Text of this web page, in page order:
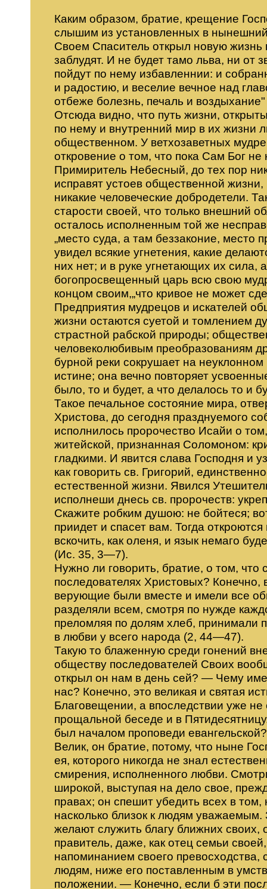
Каким образом, братие, крещение
слышим из установленных в
Своем Спаситель открыл новую жизнь
заблудят. И не будет тамо льва, ни
пойдут по нему избавленнии: и
и радостию, и веселие вечное над
отбеже болезнь, печаль и
Отсюда видно, что путь жизни,
по нему и внутренний мир в их жизни
общественном. У ветхозаветных
откровение о том, что пока Сам Бог
Примиритель Небесный, до тех пор
исправят устоев общественной
никакие человеческие добродетели.
старости своей, что только внешний
осталось исполненным той же
„место суда, а там беззаконие, место
увидел всякие угнетения, какие
них нет; и в руке угнетающих их сила,
богопросвещенный царь всю свою
концом своим,„что кривое не может
Предприятия мудрецов и искателей
жизни остаются суетой и томлением
страстной рабской природы;
человеколюбивым преобразованиям
бурной реки сокрушает на
истине; она вечно повторяет
было, то и будет, а что делалось то и
Такое печальное состояние мира,
Христова, до сегодня празднуемого
исполнилось пророчество Исайи о
житейской, признанная Соломоном:
гладкими. И явится слава Господня и
как говорить св. Григорий,
естественной жизни. Явился
исполнеши днесь св. пророчеств:
Скажите робким душою: не бойтеся;
приидет и спасет вам. Тогда
вскочить, как оленя, и язык немаго
(Ис. 35, 3—7).
Нужно ли говорить, братие, о том, что
последователях Христовых? Конечно,
верующие были вместе и имели все
разделяли всем, смотря по нужде
преломляя по долям хлеб, принимали
в любви у всего народа (2, 44—47).
Такую то блаженную среди гонений
обществу последователей Своих
открыл он нам в день сей? — Чему
нас? Конечно, это великая и святая
Благовещении, а впоследствии уже
прощальной беседе и в
был началом проповеди
Велик, он братие, потому, что ныне
ея, которого никогда не знал
смирения, исполненного любви.
широкой, выступая на дело свое,
правах; он спешит убедить всех в
насколько близок к людям
желают служить благу ближних
правитель, даже, как отец семьи
напоминанием своего превосходства,
людям, ниже его поставленным в
положении. — Конечно, если б эти